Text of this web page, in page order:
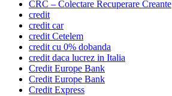
CRC – Colectare Recuperare Creante
credit
credit car
credit Cetelem
credit cu 0% dobanda
credit daca lucrez in Italia
Credit Europe Bank
Credit Europe Bank
Credit Express